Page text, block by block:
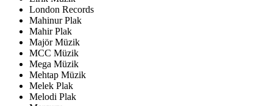
London Records
Mahinur Plak
Mahir Plak
Majör Müzik
MCC Müzik
Mega Müzik
Mehtap Müzik
Melek Plak
Melodi Plak